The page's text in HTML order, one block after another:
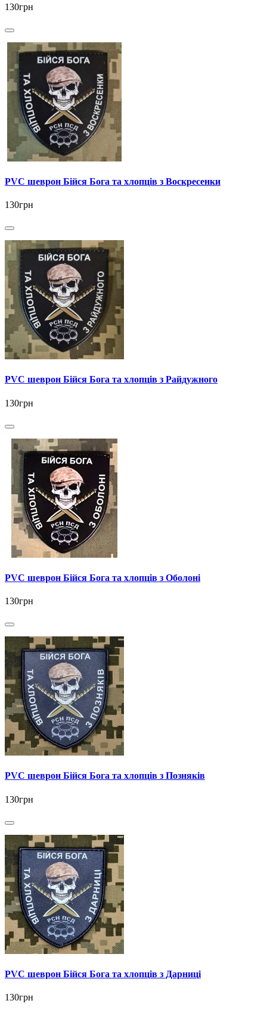
130грн
PVC шеврон Бійся Бога та хлопців з Воскресенки
130грн
PVC шеврон Бійся Бога та хлопців з Райдужного
130грн
PVC шеврон Бійся Бога та хлопців з Оболоні
130грн
PVC шеврон Бійся Бога та хлопців з Позняків
130грн
PVC шеврон Бійся Бога та хлопців з Дарниці
130грн